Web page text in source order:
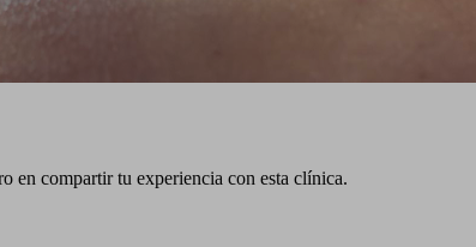
en compartir tu experiencia con esta clínica.